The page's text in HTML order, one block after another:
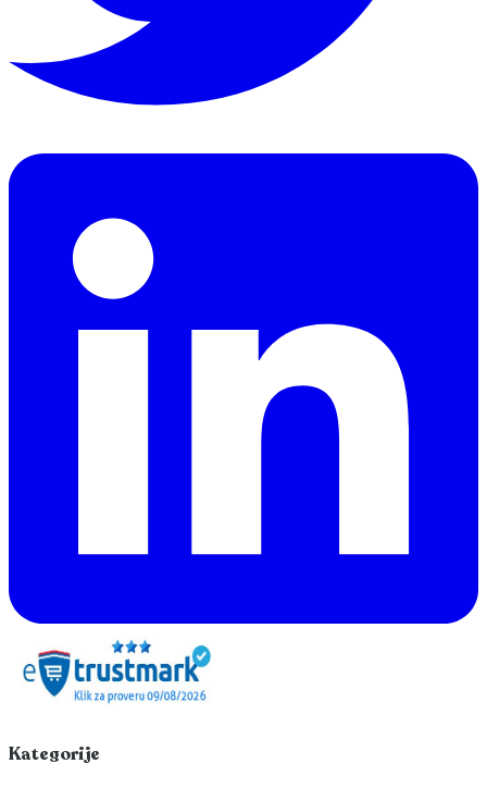
Kategorije